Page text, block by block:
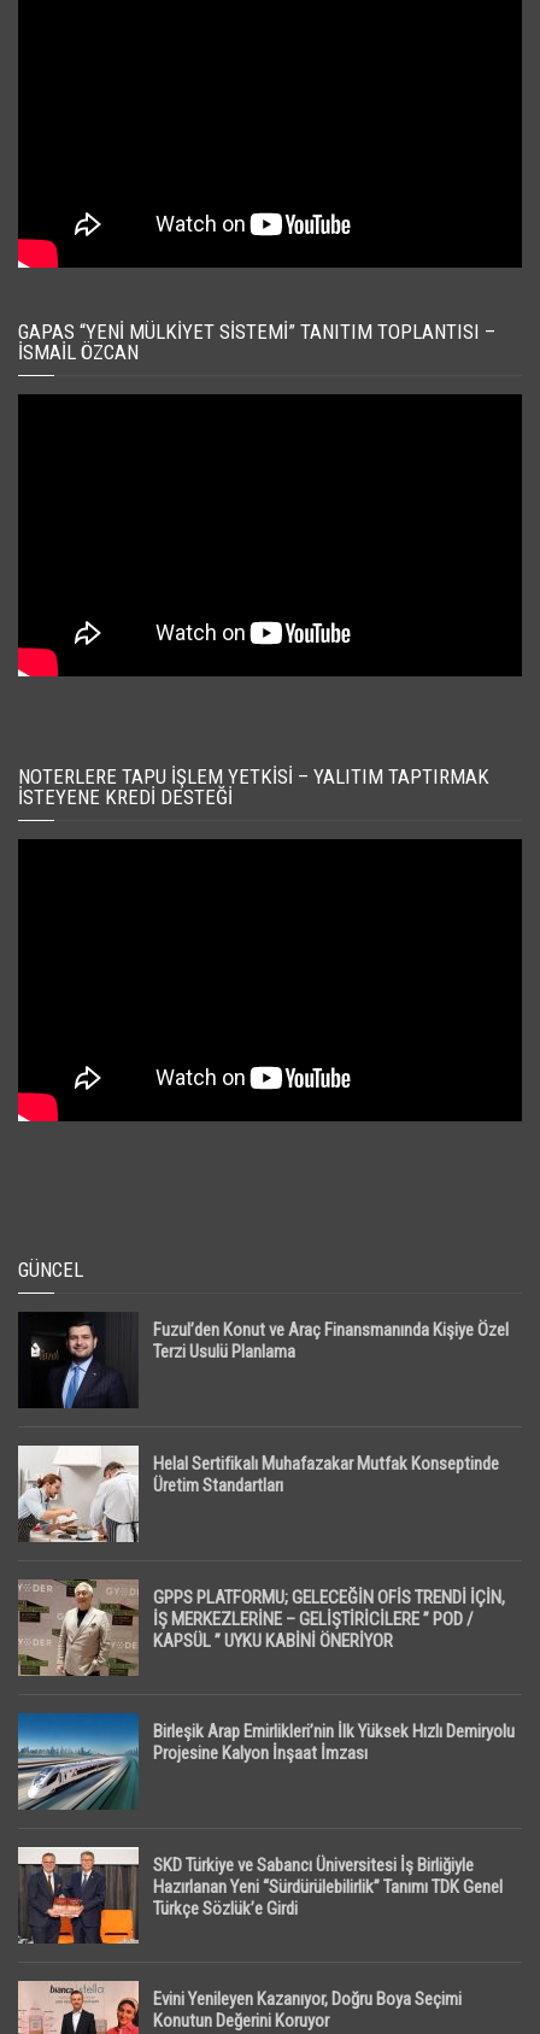
GAPAS “YENI MÜLKIYET SISTEMI” TANITIM TOPLANTISI –
İSMAIL ÖZCAN
NOTERLERE TAPU İŞLEM YETKISI – YALITIM TAPTIRMAK
İSTEYENE KREDI DESTEĞI
GÜNCEL
Fuzul’den Konut ve Araç Finansmanında Kişiye Özel
Terzi Usulü Planlama
Helal Sertifikalı Muhafazakar Mutfak Konseptinde
Üretim Standartları
GPPS PLATFORMU; GELECEĞİN OFİS TRENDİ İÇİN,
İŞ MERKEZLERİNE – GELİŞTİRİCİLERE ” POD /
KAPSÜL ” UYKU KABİNİ ÖNERİYOR
Birleşik Arap Emirlikleri’nin İlk Yüksek Hızlı Demiryolu
Projesine Kalyon İnşaat İmzası
SKD Türkiye ve Sabancı Üniversitesi İş Birliğiyle
Hazırlanan Yeni “Sürdürülebilirlik” Tanımı TDK Genel
Türkçe Sözlük’e Girdi
Evini Yenileyen Kazanıyor, Doğru Boya Seçimi
Konutun Değerini Koruyor